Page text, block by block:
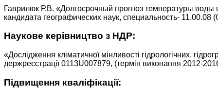
Гаврилюк Р.В. «Долгосрочный прогноз температуры воды
кандидата географических наук, специальность- 11.00.08
Наукове керівництво з НДР:
«Дослідження кліматичної мінливості гідрологічних,
держреєстрації 0113U007879, (термін виконання 2012-
Підвищення кваліфікації: